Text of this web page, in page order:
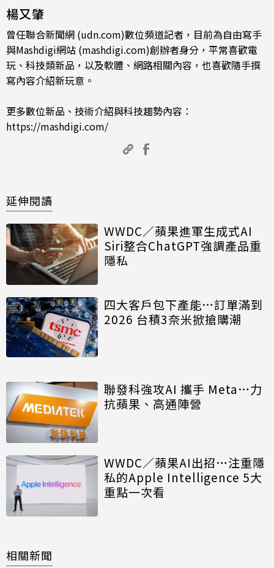
楊又肇
曾任聯合新聞網 (udn.com)數位頻道記者，目前為自由寫手
與Mashdigi網站 (mashdigi.com)創辦者身分，平常喜歡電
玩、科技類新品，以及軟體、網路相關內容，也喜歡隨手撰
寫內容介紹新玩意。
更多數位新品、技術介紹與科技趨勢內容：
https://mashdigi.com/
延伸閱讀
WWDC／蘋果進軍生成式AI
Siri整合ChatGPT強調產品重
隱私
四大客戶包下產能…訂單滿到
2026 台積3奈米掀搶購潮
聯發科強攻AI 攜手 Meta…力
抗蘋果、高通陣營
WWDC／蘋果AI出招…注重隱
私的Apple Intelligence 5大
重點一次看
相關新聞